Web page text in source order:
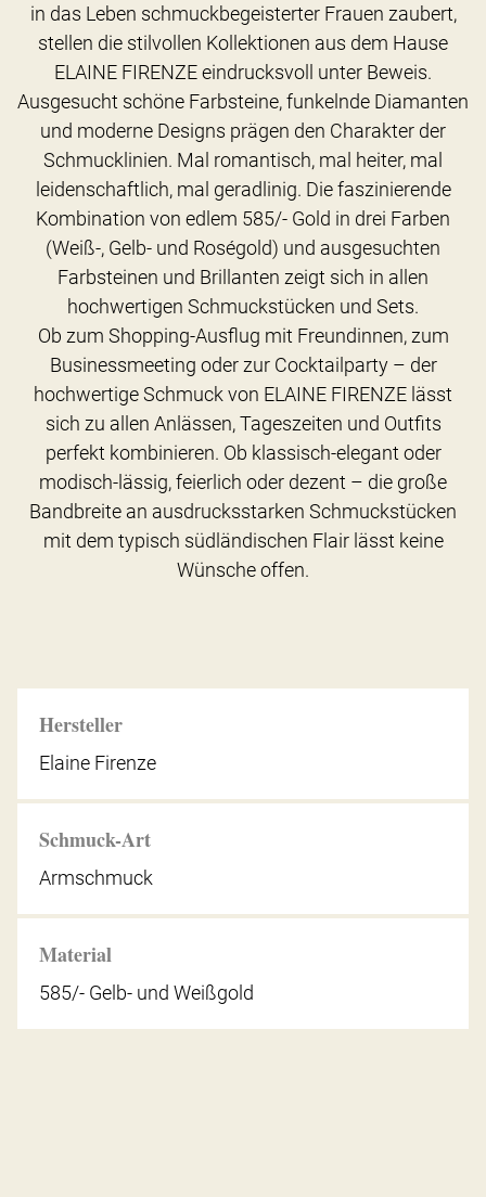
Hersteller
Elaine Firenze
Schmuck-Art
Armschmuck
Material
585/- Gelb- und Weißgold
in das Leben schmuckbegeisterter Frauen zaubert,
stellen die stilvollen Kollektionen aus dem Hause
ELAINE FIRENZE eindrucksvoll unter Beweis.
Ausgesucht schöne Farbsteine, funkelnde Diamanten
und moderne Designs prägen den Charakter der
Schmucklinien. Mal romantisch, mal heiter, mal
leidenschaftlich, mal geradlinig. Die faszinierende
Kombination von edlem 585/- Gold in drei Farben
(Weiß-, Gelb- und Roségold) und ausgesuchten
Farbsteinen und Brillanten zeigt sich in allen
hochwertigen Schmuckstücken und Sets.
Ob zum Shopping-Ausflug mit Freundinnen, zum
Businessmeeting oder zur Cocktailparty – der
hochwertige Schmuck von ELAINE FIRENZE lässt
sich zu allen Anlässen, Tageszeiten und Outfits
perfekt kombinieren. Ob klassisch-elegant oder
modisch-lässig, feierlich oder dezent – die große
Bandbreite an ausdrucksstarken Schmuckstücken
mit dem typisch südländischen Flair lässt keine
Wünsche offen.